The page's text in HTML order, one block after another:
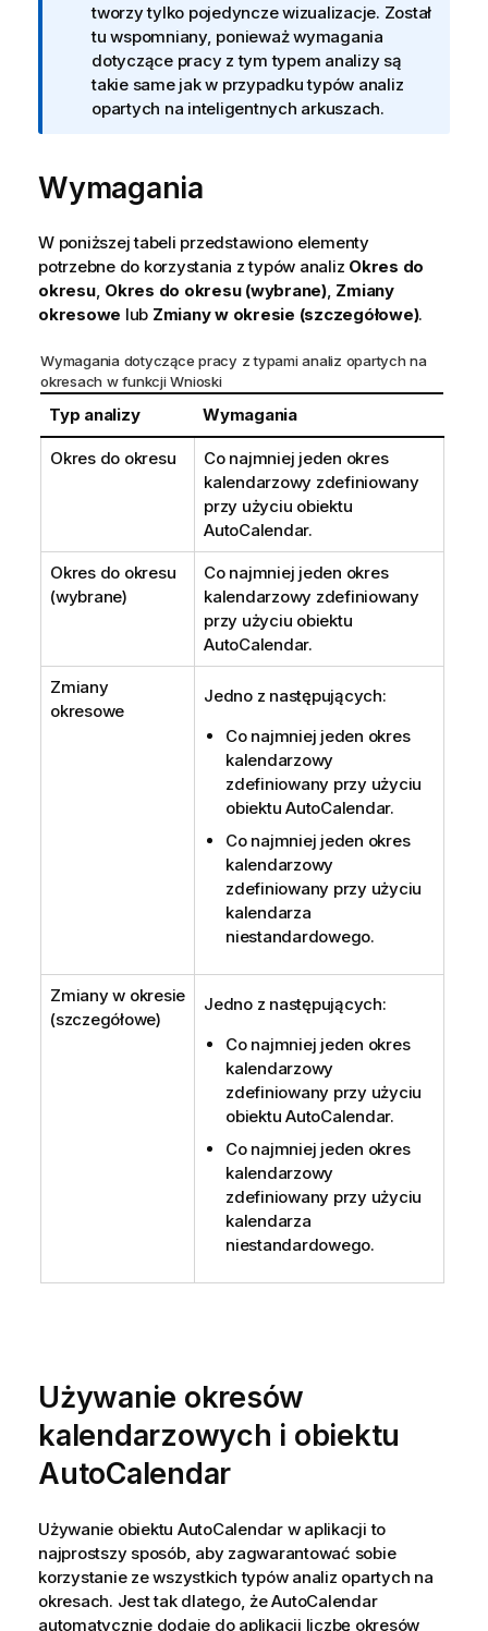
f
o
r
m
a
a
tworzy tylko pojedyncze wizualizacje. Został
tu wspomniany, ponieważ wymagania
dotyczące pracy z tym typem analizy są
takie same jak w przypadku typów analiz
opartych na inteligentnych arkuszach.
Wymagania
W poniższej tabeli przedstawiono elementy
potrzebne do korzystania z typów analiz Okres do
okresu, Okres do okresu (wybrane), Zmiany
okresowe lub Zmiany w okresie (szczegółowe).
Wymagania dotyczące pracy z typami analiz opartych na
okresach w funkcjiWnioski
Typ analizy Wymagania
Okres do okresu
Co najmniej jeden okres
kalendarzowy zdefiniowany
przy użyciu obiektu
AutoCalendar.
Okres do okresu
(wybrane)
Co najmniej jeden okres
kalendarzowy zdefiniowany
przy użyciu obiektu
AutoCalendar.
Zmiany
okresowe
Jedno z następujących:
Co najmniej jeden okres
kalendarzowy
zdefiniowany przy użyciu
obiektu AutoCalendar.
Co najmniej jeden okres
kalendarzowy
zdefiniowany przy użyciu
kalendarza
niestandardowego.
Zmiany w okresie
(szczegółowe)
Jedno z następujących:
Co najmniej jeden okres
kalendarzowy
zdefiniowany przy użyciu
obiektu AutoCalendar.
Co najmniej jeden okres
kalendarzowy
zdefiniowany przy użyciu
kalendarza
niestandardowego.
Używanie okresów
kalendarzowych i obiektu
AutoCalendar
Używanie obiektu AutoCalendar w aplikacji to
najprostszy sposób, aby zagwarantować sobie
korzystanie ze wszystkich typów analiz opartych na
okresach. Jest tak dlatego, że AutoCalendar
automatycznie dodaje do aplikacji liczbę okresów